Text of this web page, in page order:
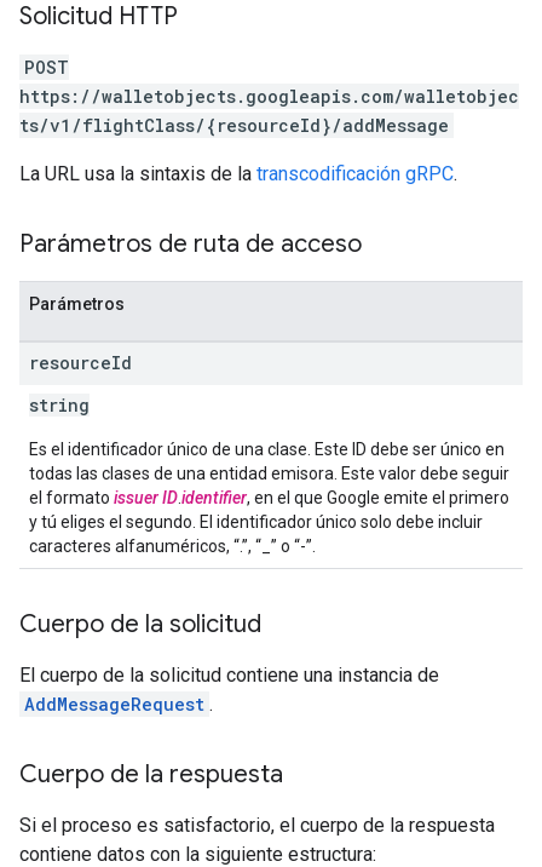
Solicitud HTTP
POST
https://walletobjects.googleapis.com/walletobjec
ts/v1/flightClass/{resourceId}/addMessage
La URL usa la sintaxis de la transcodificación gRPC.
Parámetros de ruta de acceso
Parámetros
resourceId
string
Es el identificador único de una clase. Este ID debe ser único en
todas las clases de una entidad emisora. Este valor debe seguir
el formato issuer IDidentifier, en el que Google emite el primero
y tú eliges el segundo. El identificador único solo debe incluir
caracteres alfanuméricos, “.”, “_” o “-”.
Cuerpo de la solicitud
El cuerpo de la solicitud contiene una instancia de
AddMessageRequest .
Cuerpo de la respuesta
Si el proceso es satisfactorio, el cuerpo de la respuesta
contiene datos con la siguiente estructura: